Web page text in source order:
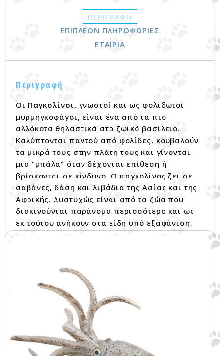
ΠΕΡΙΓΡΑΦΉ
ΕΠΙΠΛΈΟΝ ΠΛΗΡΟΦΟΡΊΕΣ
ΕΤΑΙΡΊΑ
Περιγραφή
Οι Παγκολίνοι, γνωστοί και ως φολιδωτοί
μυρμηγκοφάγοι, είναι ένα από τα πιο
αλλόκοτα θηλαστικά στο ζωικό βασίλειο.
Καλύπτονται παντού από φολίδες, κουβαλούν
τα μικρά τους στην πλάτη τους και γίνονται
μια “μπάλα” όταν δέχονται επίθεση ή
βρίσκονται σε κίνδυνο. Ο παγκολίνος ζει σε
σαβάνες, δάση και λιβάδια της Ασίας και της
Αφρικής. Δυστυχώς είναι από τα ζώα που
διακινούνται παράνομα περισσότερο και ως
εκ τούτου ανήκουν στα είδη υπό εξαφάνιση.